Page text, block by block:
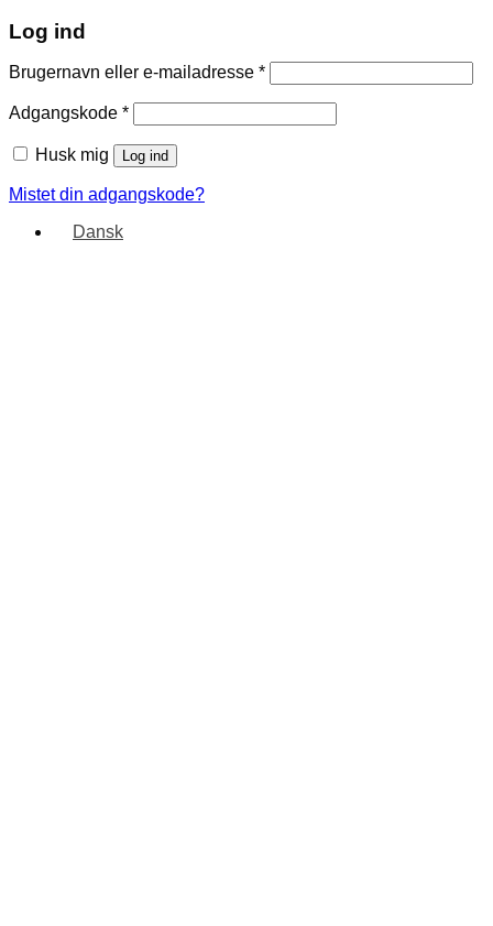
Log ind
Brugernavn eller e-mailadresse *
Adgangskode *
Husk mig Log ind
Mistet din adgangskode?
Dansk